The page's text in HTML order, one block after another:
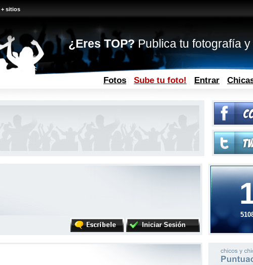
+ sitios
¿Eres TOP?Publica tu fotografía
Fotos Sube tu foto! Entrar
Iniciar Sesión